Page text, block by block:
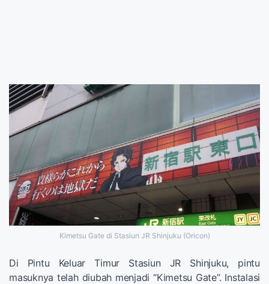
Kimetsu Gate di Stasiun JR Shinjuku (Oricon)
Di Pintu Keluar Timur Stasiun JR Shinjuku, pintu
masuknya telah diubah menjadi “Kimetsu Gate”. Instalasi